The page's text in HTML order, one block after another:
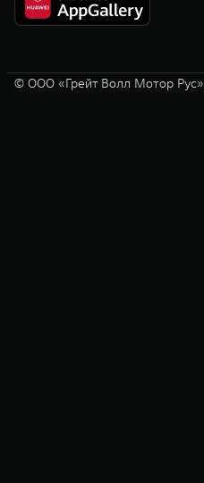
© ООО «Грейт Волл Мотор Рус»